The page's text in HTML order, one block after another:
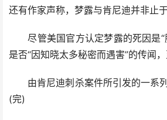
还有作家声称，梦露与肯尼迪并非止于
尽管美国官方认定梦露的死因是“
是否“因知晓太多秘密而遇害”的传闻，
由肯尼迪刺杀案件所引发的一系列
(完)